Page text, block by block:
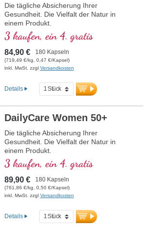
Die tägliche Absicherung Ihrer
Gesundheit. Die Vielfalt der Natur in
einem Produkt.
3 kaufen, ein 4. gratis
84,90 € 180 Kapseln
(719,49 €/kg, 0,47 €/Kapsel)
inkl. MwSt. zzgl Versandkosten
Details
DailyCare Women 50+
Die tägliche Absicherung Ihrer
Gesundheit. Die Vielfalt der Natur in
einem Produkt.
3 kaufen, ein 4. gratis
89,90 € 180 Kapseln
(761,86 €/kg, 0,50 €/Kapsel)
inkl. MwSt. zzgl Versandkosten
Details